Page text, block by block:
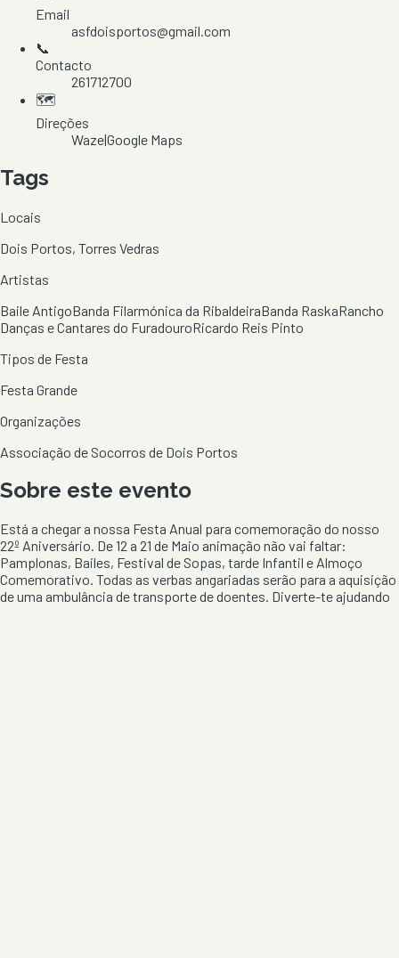
Email
asfdoisportos@gmail.com
📞
Contacto
261712700
🗺️
Direções
Waze|Google Maps
Tags
Locais
Dois Portos, Torres Vedras
Artistas
Baile AntigoBanda Filarmónica da RibaldeiraBanda RaskaRancho
Danças e Cantares do FuradouroRicardo Reis Pinto
Tipos de Festa
Festa Grande
Organizações
Associação de Socorros de Dois Portos
Sobre este evento
Está a chegar a nossa Festa Anual para comemoração do nosso
22º Aniversário. De 12 a 21 de Maio animação não vai faltar:
Pamplonas, Bailes, Festival de Sopas, tarde Infantil e Almoço
Comemorativo. Todas as verbas angariadas serão para a aquisição
de uma ambulância de transporte de doentes. Diverte-te ajudando